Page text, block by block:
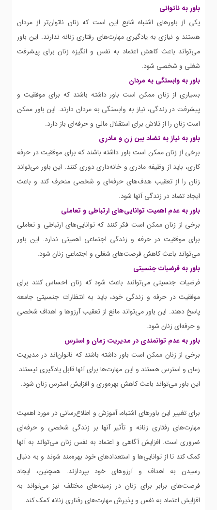
باور به ناتوانی
یکی از باورهای اشتباه شایع این است که زنان ناتوان‌تر از مردان
هستند و نیازی به یادگیری مهارت‌های رفتاری زنانه ندارند. این باور
می‌تواند باعث کاهش اعتماد به نفس و انگیزه زنان برای پیشرفت
شغلی و شخصی شود.
باور به وابستگی به مردان
بسیاری از زنان ممکن است باور داشته باشند که برای موفقیت و
پیشرفت در زندگی، نیاز به وابستگی به مردان دارند. این باور ممکن
است زنان را از تلاش برای استقلال مالی و حرفه‌ای باز دارد.
باور به نیاز به تضاد بین زن و مادری
برخی از زنان ممکن است باور داشته باشند که برای موفقیت در حرفه
کاری، باید از وظیفه مادری و خانه‌داری دوری کنند. این باور می‌تواند
زنان را از تعقیب هدف‌های حرفه‌ای و شخصی منحرف کند و باعث
ایجاد تضاد در زندگی آنها شود.
باور به عدم اهمیت توانایی‌های ارتباطی و تعاملی
برخی از زنان ممکن است فکر کنند که توانایی‌های ارتباطی و تعاملی
برای موفقیت در حرفه و زندگی اجتماعی اهمیتی ندارد. این باور
می‌تواند باعث کاهش فرصت‌های شغلی و اجتماعی زنان شود.
باور به فرضیات جنسیتی
فرضیات جنسیتی می‌توانند باعث شود که زنان احساس کنند برای
موفقیت در حرفه و زندگی خود، باید به انتظارات جنسیتی جامعه
پاسخ دهند. این باور می‌تواند مانع از تعقیب آرزوها و اهداف شخصی
و حرفه‌ای زنان شود.
باور به عدم توانمندی در مدیریت زمان و استرس
برخی از زنان ممکن است باور داشته باشند که ناتوان‌اند در مدیریت
زمان و استرس هستند و این مهارت‌ها برای آنها قابل یادگیری نیستند.
این باور می‌تواند باعث کاهش بهره‌وری و افزایش استرس زنان شود.
برای تغییر این باورهای اشتباه، آموزش و اطلاع‌رسانی در مورد اهمیت
مهارت‌های رفتاری زنانه و تأثیر آنها بر زندگی شخصی و حرفه‌ای
ضروری است. افزایش آگاهی و اعتماد به نفس زنان می‌تواند به آنها
کمک کند تا از توانایی‌ها و استعدادهای خود بهره‌مند شوند و به دنبال
رسیدن به اهداف و آرزوهای خود بپردازند. همچنین، ایجاد
فرصت‌های برابر برای زنان در زمینه‌های مختلف نیز می‌تواند به
افزایش اعتماد به نفس و پذیرش مهارت‌های رفتاری زنانه کمک کند.